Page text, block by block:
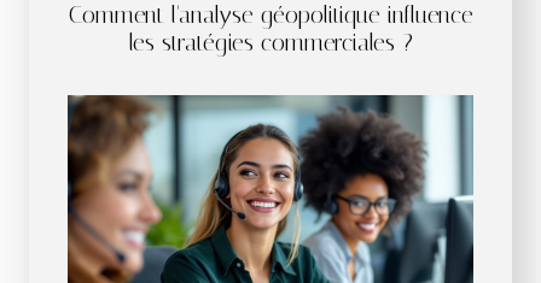
Comment l'analyse géopolitique influence
les stratégies commerciales ?